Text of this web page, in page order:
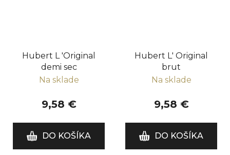
Hubert L 'Original
demi sec
Na sklade
9,58 €
DO KOŠÍKA
Hubert L' Original
brut
Na sklade
9,58 €
DO KOŠÍKA